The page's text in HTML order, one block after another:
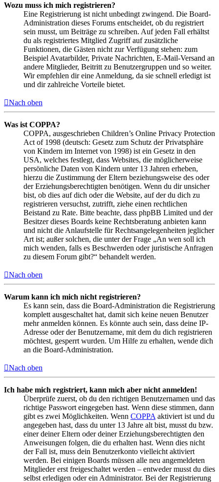
Wozu muss ich mich registrieren?
Eine Registrierung ist nicht unbedingt zwingend. Die Board-
Administration dieses Forums entscheidet, ob du registriert
sein musst, um Beiträge zu schreiben. Auf jeden Fall erhältst
du als registriertes Mitglied Zugriff auf zusätzliche
Funktionen, die Gästen nicht zur Verfügung stehen: zum
Beispiel Avatarbilder, Private Nachrichten, E-Mail-Versand an
andere Mitglieder, Beitritt zu Benutzergruppen und so weiter.
Wir empfehlen dir eine Anmeldung, da sie schnell erledigt ist
und dir zahlreiche Vorteile bietet.
Nach oben
Was ist COPPA?
COPPA, ausgeschrieben Children’s Online Privacy Protection
Act of 1998 (deutsch: Gesetz zum Schutz der Privatsphäre
von Kindern im Internet von 1998) ist ein Gesetz in den
USA, welches festlegt, dass Websites, die möglicherweise
persönliche Daten von Kindern unter 13 Jahren erheben,
hierzu die Zustimmung der Eltern beziehungsweise des oder
der Erziehungsberechtigten benötigen. Wenn du dir unsicher
bist, ob dies auf dich oder die Website, auf der du dich zu
registrieren versuchst, zutrifft, ziehe einen rechtlichen
Beistand zu Rate. Bitte beachte, dass phpBB Limited und der
Besitzer dieses Boards keine Rechtsberatung anbieten kann
und nicht die Anlaufstelle für Rechtsangelegenheiten jeglicher
Art ist; außer solchen, die unter der Frage „An wen soll ich
mich wenden, falls es Beschwerden oder juristische Anfragen
zu diesem Forum gibt?“ behandelt werden.
Nach oben
Warum kann ich mich nicht registrieren?
Es kann sein, dass die Board-Administration die Registrierung
komplett ausgeschaltet hat, damit sich keine neuen Benutzer
mehr anmelden können. Es könnte auch sein, dass deine IP-
Adresse oder der Benutzername, mit dem du dich registrieren
möchtest, gesperrt wurden. Um Hilfe zu erhalten, wende dich
an die Board-Administration.
Nach oben
Ich habe mich registriert, kann mich aber nicht anmelden!
Überprüfe zuerst, ob du den richtigen Benutzernamen und das
richtige Passwort eingegeben hast. Wenn diese stimmen, dann
gibt es zwei Möglichkeiten. Wenn COPPA aktiviert ist und du
angegeben hast, dass du unter 13 Jahre alt bist, musst du bzw.
einer deiner Eltern oder deiner Erziehungsberechtigten den
Anweisungen folgen, die du erhalten hast. Wenn dies nicht
der Fall ist, muss dein Benutzerkonto vielleicht aktiviert
werden. Bei einigen Boards müssen alle neu angemeldeten
Mitglieder erst freigeschaltet werden – entweder musst du dies
selbst erledigen oder ein Administrator. Bei der Registrierung